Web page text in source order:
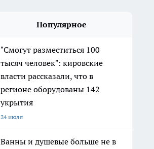
Популярное
"Смогут разместиться 100
тысяч человек": кировские
власти рассказали, что в
регионе оборудованы 142
укрытия
24 июля
Ванны и душевые больше не в